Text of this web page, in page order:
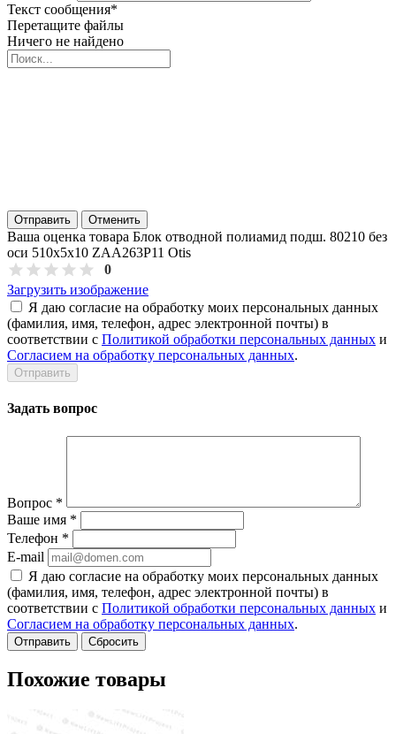
Текст сообщения*
Перетащите файлы
Ничего не найдено
Отправить Отменить
Ваша оценка товара Блок отводной полиамид подш. 80210 без
оси 510х5х10 ZAA263P11 Otis
0
Загрузить изображение
Я даю согласие на обработку моих персональных данных
(фамилия, имя, телефон, адрес электронной почты) в
соответствии с Политикой обработки персональных данных и
Согласием на обработку персональных данных.
Задать вопрос
Вопрос *
Ваше имя *
Телефон *
E-mail
Я даю согласие на обработку моих персональных данных
(фамилия, имя, телефон, адрес электронной почты) в
соответствии с Политикой обработки персональных данных и
Согласием на обработку персональных данных.
Сбросить
Похожие товары